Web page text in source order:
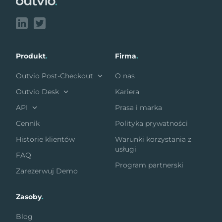
Produkt.
Outvio Post-Checkout
Outvio Desk
API
Cennik
Historie klientów
FAQ
Zarezerwuj Demo
Firma.
O nas
Kariera
Prasa i marka
Polityka prywatności
Warunki korzystania z
usługi
Program partnerski
Zasoby.
Blog